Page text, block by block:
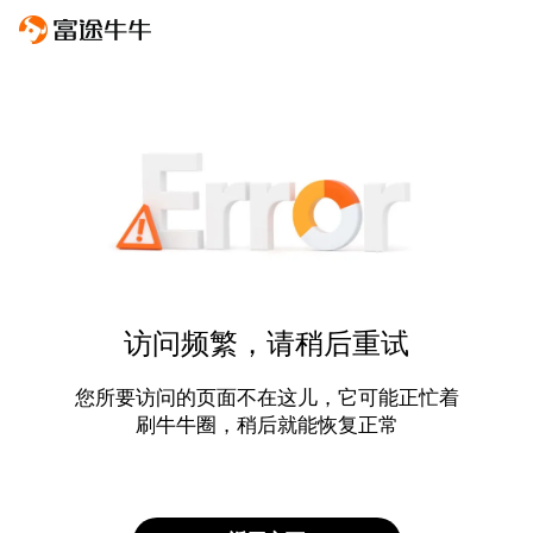
访问频繁，请稍后重试
您所要访问的页面不在这儿，它可能正忙着
刷牛牛圈，稍后就能恢复正常